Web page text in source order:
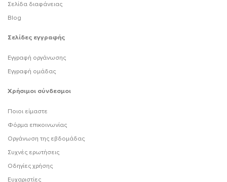
Σελίδα διαφάνειας
Blog
Σελίδες εγγραφής
Εγγραφή οργάνωσης
Εγγραφή ομάδας
Χρήσιμοι σύνδεσμοι
Ποιοι είμαστε
Φόρμα επικοινωνίας
Οργάνωση της εβδομάδας
Συχνές ερωτήσεις
Οδηγίες χρήσης
Ευχαριστίες